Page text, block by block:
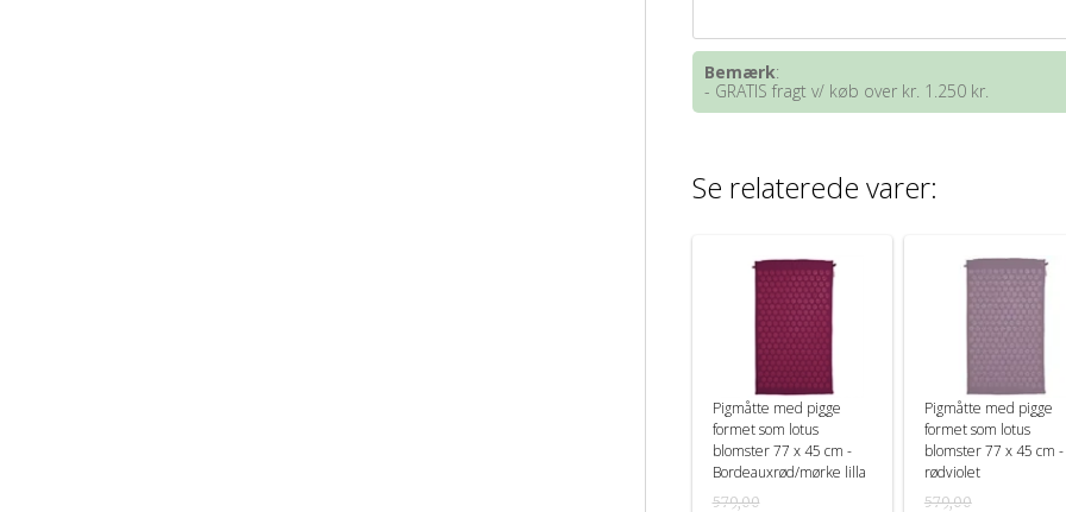
Bemærk:
- GRATIS fragt v/ køb over kr. 1.250 kr.
Se relaterede varer:
Pigmåtte med pigge
formet som lotus
blomster 77 x 45 cm -
Bordeauxrød/mørke lilla
579,00
Pigmåtte med pigge
formet som lotus
blomster 77 x 45 cm -
rødviolet
579,00